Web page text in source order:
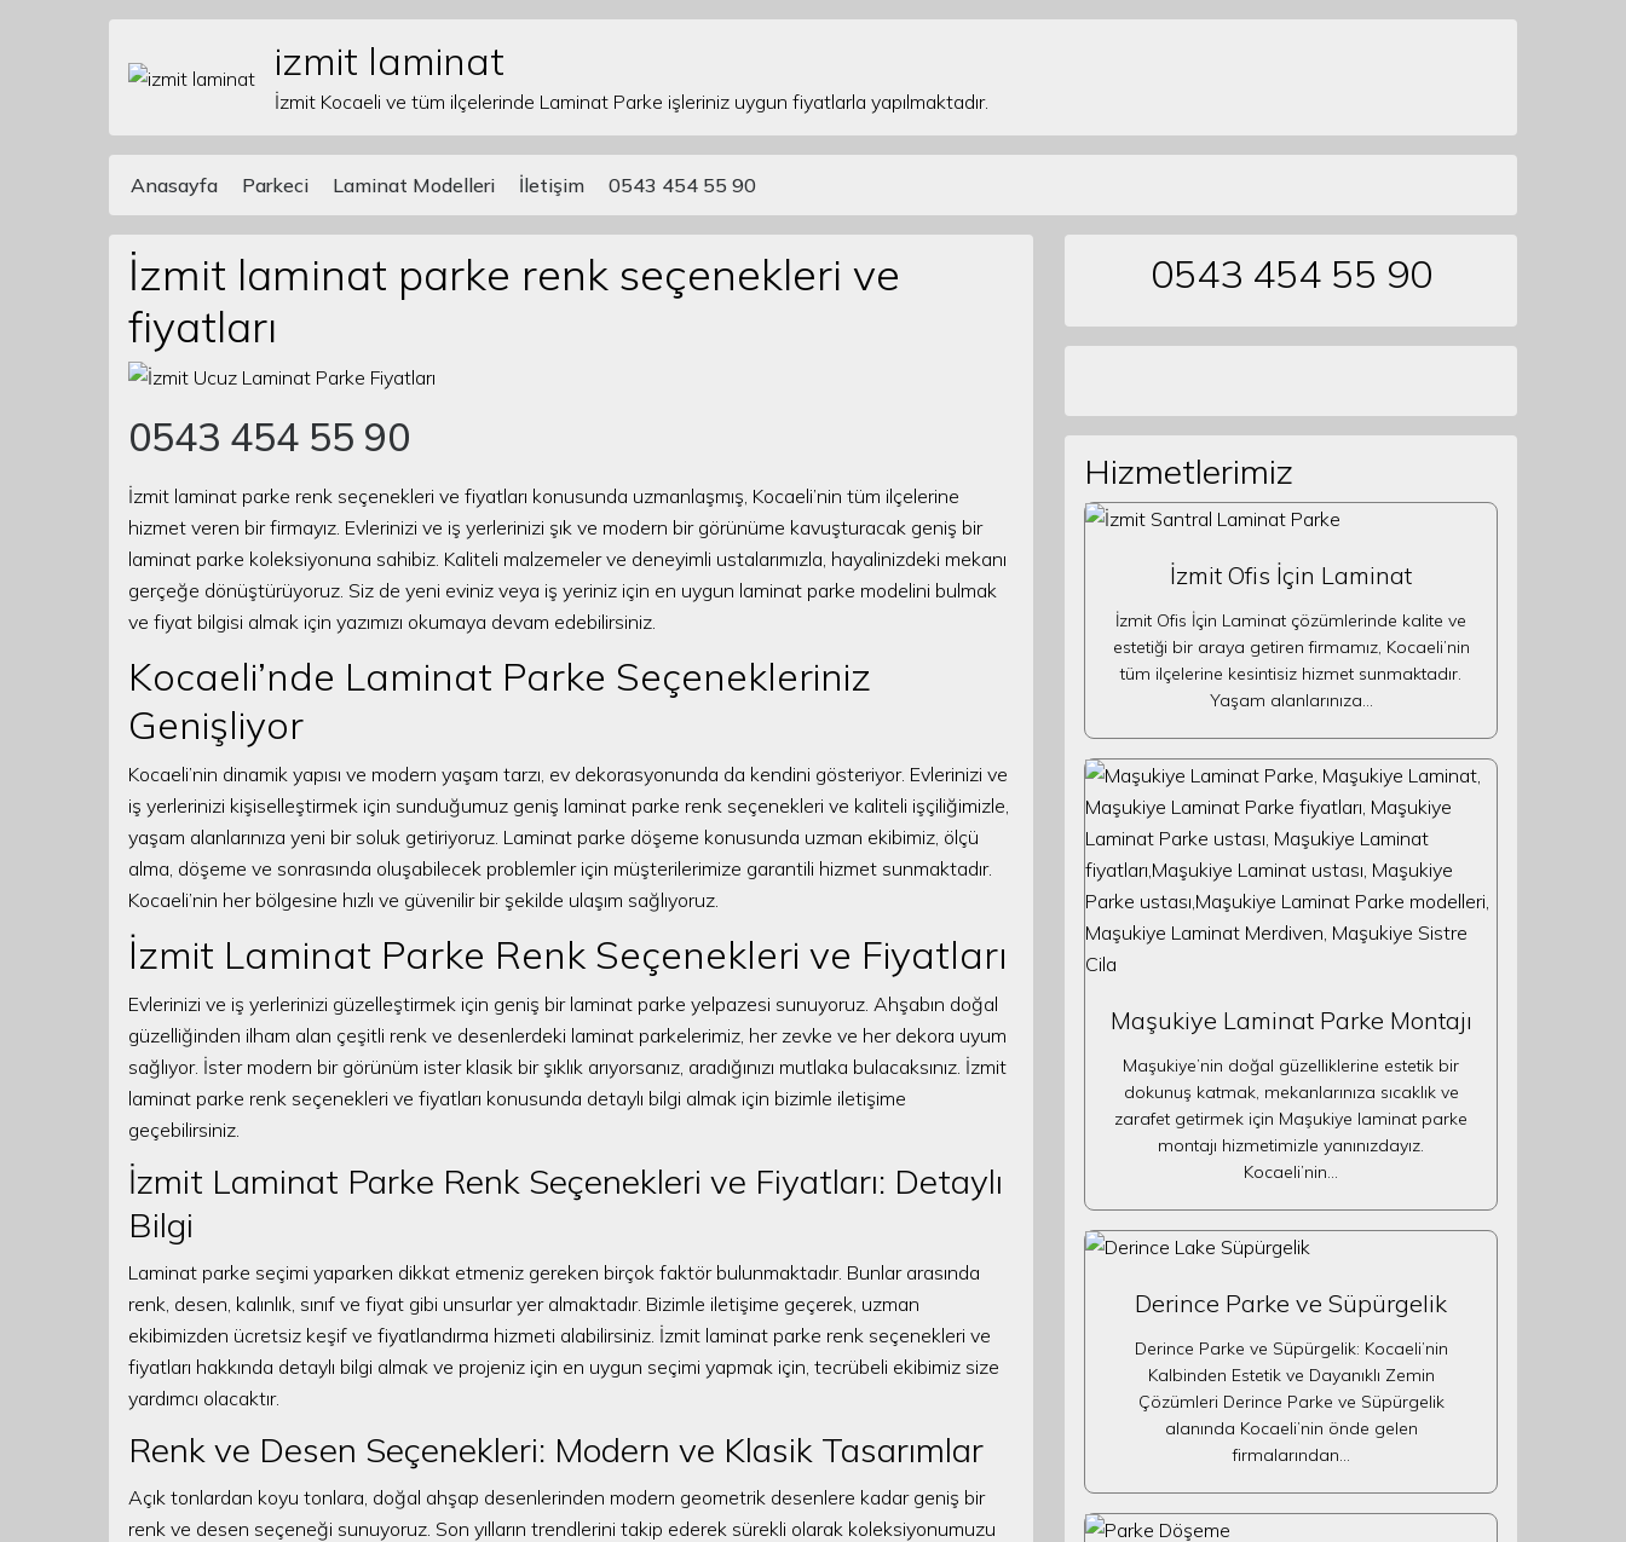
Skip to content izmit laminat
İzmit Kocaeli ve tüm ilçelerinde Laminat Parke işleriniz uygun fiyatlarla yapılmaktadır.
Main Navigation
Anasayfa Parkeci Laminat Modelleri İletişim 0543 454 55 90
İzmit laminat parke renk seçenekleri ve
fiyatları
0543 454 55 90
İzmit laminat parke renk seçenekleri ve fiyatları konusunda uzmanlaşmış, Kocaeli’nin tüm ilçelerine
hizmet veren bir firmayız. Evlerinizi ve iş yerlerinizi şık ve modern bir görünüme kavuşturacak geniş bir
laminat parke koleksiyonuna sahibiz. Kaliteli malzemeler ve deneyimli ustalarımızla, hayalinizdeki mekanı
gerçeğe dönüştürüyoruz. Siz de yeni eviniz veya iş yeriniz için en uygun laminat parke modelini bulmak
ve fiyat bilgisi almak için yazımızı okumaya devam edebilirsiniz.
Kocaeli’nde Laminat Parke Seçenekleriniz
Genişliyor
Kocaeli’nin dinamik yapısı ve modern yaşam tarzı, ev dekorasyonunda da kendini gösteriyor. Evlerinizi ve
iş yerlerinizi kişiselleştirmek için sunduğumuz geniş laminat parke renk seçenekleri ve kaliteli işçiliğimizle,
yaşam alanlarınıza yeni bir soluk getiriyoruz. Laminat parke döşeme konusunda uzman ekibimiz, ölçü
alma, döşeme ve sonrasında oluşabilecek problemler için müşterilerimize garantili hizmet sunmaktadır.
Kocaeli’nin her bölgesine hızlı ve güvenilir bir şekilde ulaşım sağlıyoruz.
İzmit Laminat Parke Renk Seçenekleri ve Fiyatları
Evlerinizi ve iş yerlerinizi güzelleştirmek için geniş bir laminat parke yelpazesi sunuyoruz. Ahşabın doğal
güzelliğinden ilham alan çeşitli renk ve desenlerdeki laminat parkelerimiz, her zevke ve her dekora uyum
sağlıyor. İster modern bir görünüm ister klasik bir şıklık arıyorsanız, aradığınızı mutlaka bulacaksınız. İzmit
laminat parke renk seçenekleri ve fiyatları konusunda detaylı bilgi almak için bizimle iletişime
geçebilirsiniz.
İzmit Laminat Parke Renk Seçenekleri ve Fiyatları: Detaylı
Bilgi
Laminat parke seçimi yaparken dikkat etmeniz gereken birçok faktör bulunmaktadır. Bunlar arasında
renk, desen, kalınlık, sınıf ve fiyat gibi unsurlar yer almaktadır. Bizimle iletişime geçerek, uzman
ekibimizden ücretsiz keşif ve fiyatlandırma hizmeti alabilirsiniz. İzmit laminat parke renk seçenekleri ve
fiyatları hakkında detaylı bilgi almak ve projeniz için en uygun seçimi yapmak için, tecrübeli ekibimiz size
yardımcı olacaktır.
Renk ve Desen Seçenekleri: Modern ve Klasik Tasarımlar
Açık tonlardan koyu tonlara, doğal ahşap desenlerinden modern geometrik desenlere kadar geniş bir
renk ve desen seçeneği sunuyoruz. Son yılların trendlerini takip ederek sürekli olarak koleksiyonumuzu
0543 454 55 90
Hizmetlerimiz
İzmit Ofis İçin Laminat
İzmit Ofis İçin Laminat çözümlerinde kalite ve
estetiği bir araya getiren firmamız, Kocaeli’nin
tüm ilçelerine kesintisiz hizmet sunmaktadır.
Yaşam alanlarınıza…
Maşukiye Laminat Parke Montajı
Maşukiye’nin doğal güzelliklerine estetik bir
dokunuş katmak, mekanlarınıza sıcaklık ve
zarafet getirmek için Maşukiye laminat parke
montajı hizmetimizle yanınızdayız.
Kocaeli’nin…
Derince Parke ve Süpürgelik
Derince Parke ve Süpürgelik: Kocaeli’nin
Kalbinden Estetik ve Dayanıklı Zemin
Çözümleri Derince Parke ve Süpürgelik
alanında Kocaeli’nin önde gelen
firmalarından…